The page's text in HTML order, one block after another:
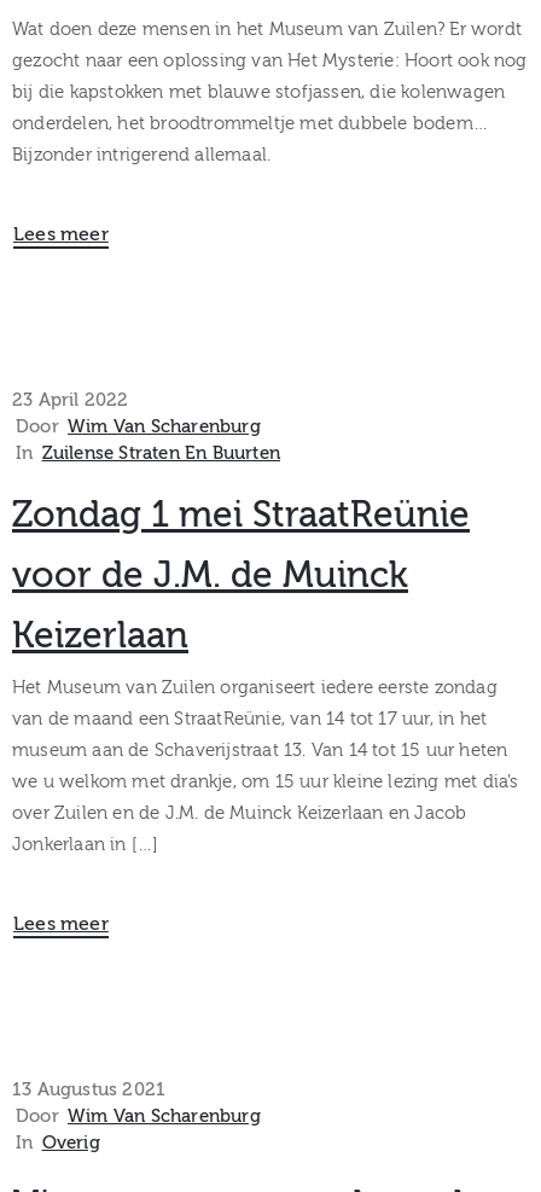
Wat doen deze mensen in het Museum van Zuilen? Er wordt
gezocht naar een oplossing van Het Mysterie: Hoort ook nog
bij die kapstokken met blauwe stofjassen, die kolenwagen
onderdelen, het broodtrommeltje met dubbele bodem…
Bijzonder intrigerend allemaal.
Lees meer
23 April 2022
Door Wim Van Scharenburg
In Zuilense Straten En Buurten
Zondag 1 mei StraatReünie
voor de J.M. de Muinck
Keizerlaan
Het Museum van Zuilen organiseert iedere eerste zondag
van de maand een StraatReünie, van 14 tot 17 uur, in het
museum aan de Schaverijstraat 13. Van 14 tot 15 uur heten
we u welkom met drankje, om 15 uur kleine lezing met dia’s
over Zuilen en de J.M. de Muinck Keizerlaan en Jacob
Jonkerlaan in […]
Lees meer
13 Augustus 2021
Door Wim Van Scharenburg
In Overig